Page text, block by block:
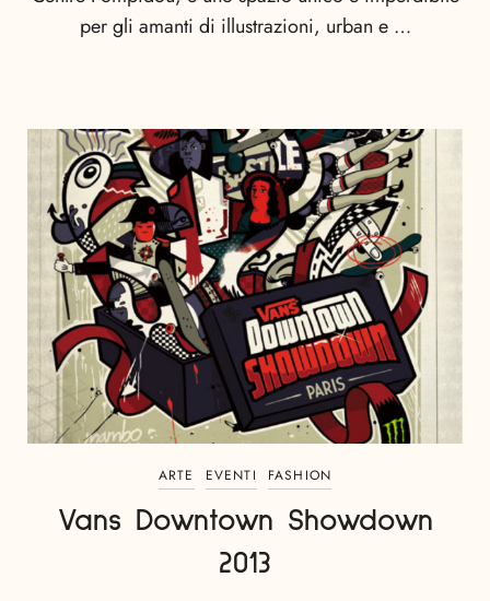
per gli amanti di illustrazioni, urban e …
ARTE EVENTI FASHION
Vans Downtown Showdown
2013